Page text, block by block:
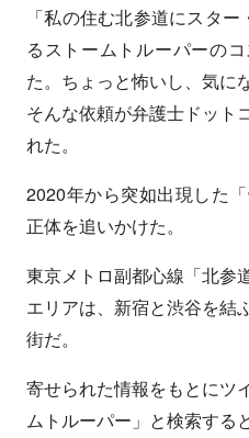
「私の住む北参道にスタ
るストームトルーパーの
た。ちょっと怖いし、気に
そんな依頼が弁護士ドット
れた。
2020年から突如出現した
正体を追いかけた。
東京メトロ副都心線「北参
エリアは、新宿と渋谷を結
街だ。
寄せられた情報をもとに
ムトルーパー」と検索する